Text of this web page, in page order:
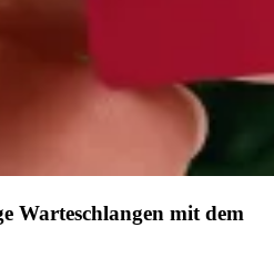
Warteschlangen mit dem